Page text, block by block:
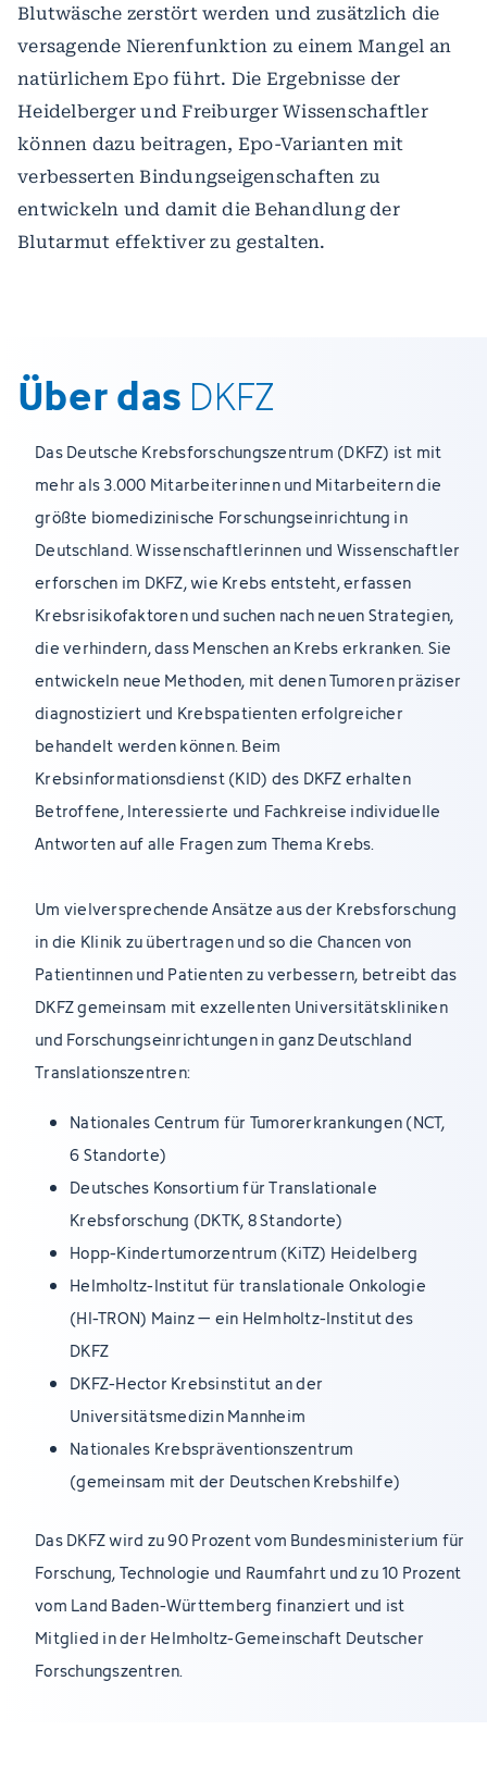
Blutwäsche zerstört werden und zusätzlich die
versagende Nierenfunktion zu einem Mangel an
natürlichem Epo führt. Die Ergebnisse der
Heidelberger und Freiburger Wissenschaftler
können dazu beitragen, Epo-Varianten mit
verbesserten Bindungseigenschaften zu
entwickeln und damit die Behandlung der
Blutarmut effektiver zu gestalten.
Über das DKFZ
Das Deutsche Krebsforschungszentrum (DKFZ) ist mit
mehr als 3.000 Mitarbeiterinnen und Mitarbeitern die
größte biomedizinische Forschungseinrichtung in
Deutschland. Wissenschaftlerinnen und Wissenschaftler
erforschen im DKFZ, wie Krebs entsteht, erfassen
Krebsrisikofaktoren und suchen nach neuen Strategien,
die verhindern, dass Menschen an Krebs erkranken. Sie
entwickeln neue Methoden, mit denen Tumoren präziser
diagnostiziert und Krebspatienten erfolgreicher
behandelt werden können. Beim
Krebsinformationsdienst (KID) des DKFZ erhalten
Betroffene, Interessierte und Fachkreise individuelle
Antworten auf alle Fragen zum Thema Krebs.
Um vielversprechende Ansätze aus der Krebsforschung
in die Klinik zu übertragen und so die Chancen von
Patientinnen und Patienten zu verbessern, betreibt das
DKFZ gemeinsam mit exzellenten Universitätskliniken
und Forschungseinrichtungen in ganz Deutschland
Translationszentren:
Nationales Centrum für Tumorerkrankungen (NCT,
6 Standorte)
Deutsches Konsortium für Translationale
Krebsforschung (DKTK, 8 Standorte)
Hopp-Kindertumorzentrum (KiTZ) Heidelberg
Helmholtz-Institut für translationale Onkologie
(HI-TRON) Mainz – ein Helmholtz-Institut des
DKFZ
DKFZ-Hector Krebsinstitut an der
Universitätsmedizin Mannheim
Nationales Krebspräventionszentrum
(gemeinsam mit der Deutschen Krebshilfe)
Das DKFZ wird zu 90 Prozent vom Bundesministerium für
Forschung, Technologie und Raumfahrt und zu 10 Prozent
vom Land Baden-Württemberg finanziert und ist
Mitglied in der Helmholtz-Gemeinschaft Deutscher
Forschungszentren.